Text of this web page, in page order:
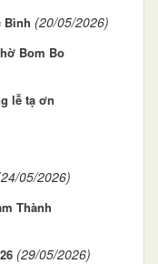
Bình (20/05/2026)
Bom Bo
lễ tạ ơn
05/2026)
Thành
(29/05/2026)